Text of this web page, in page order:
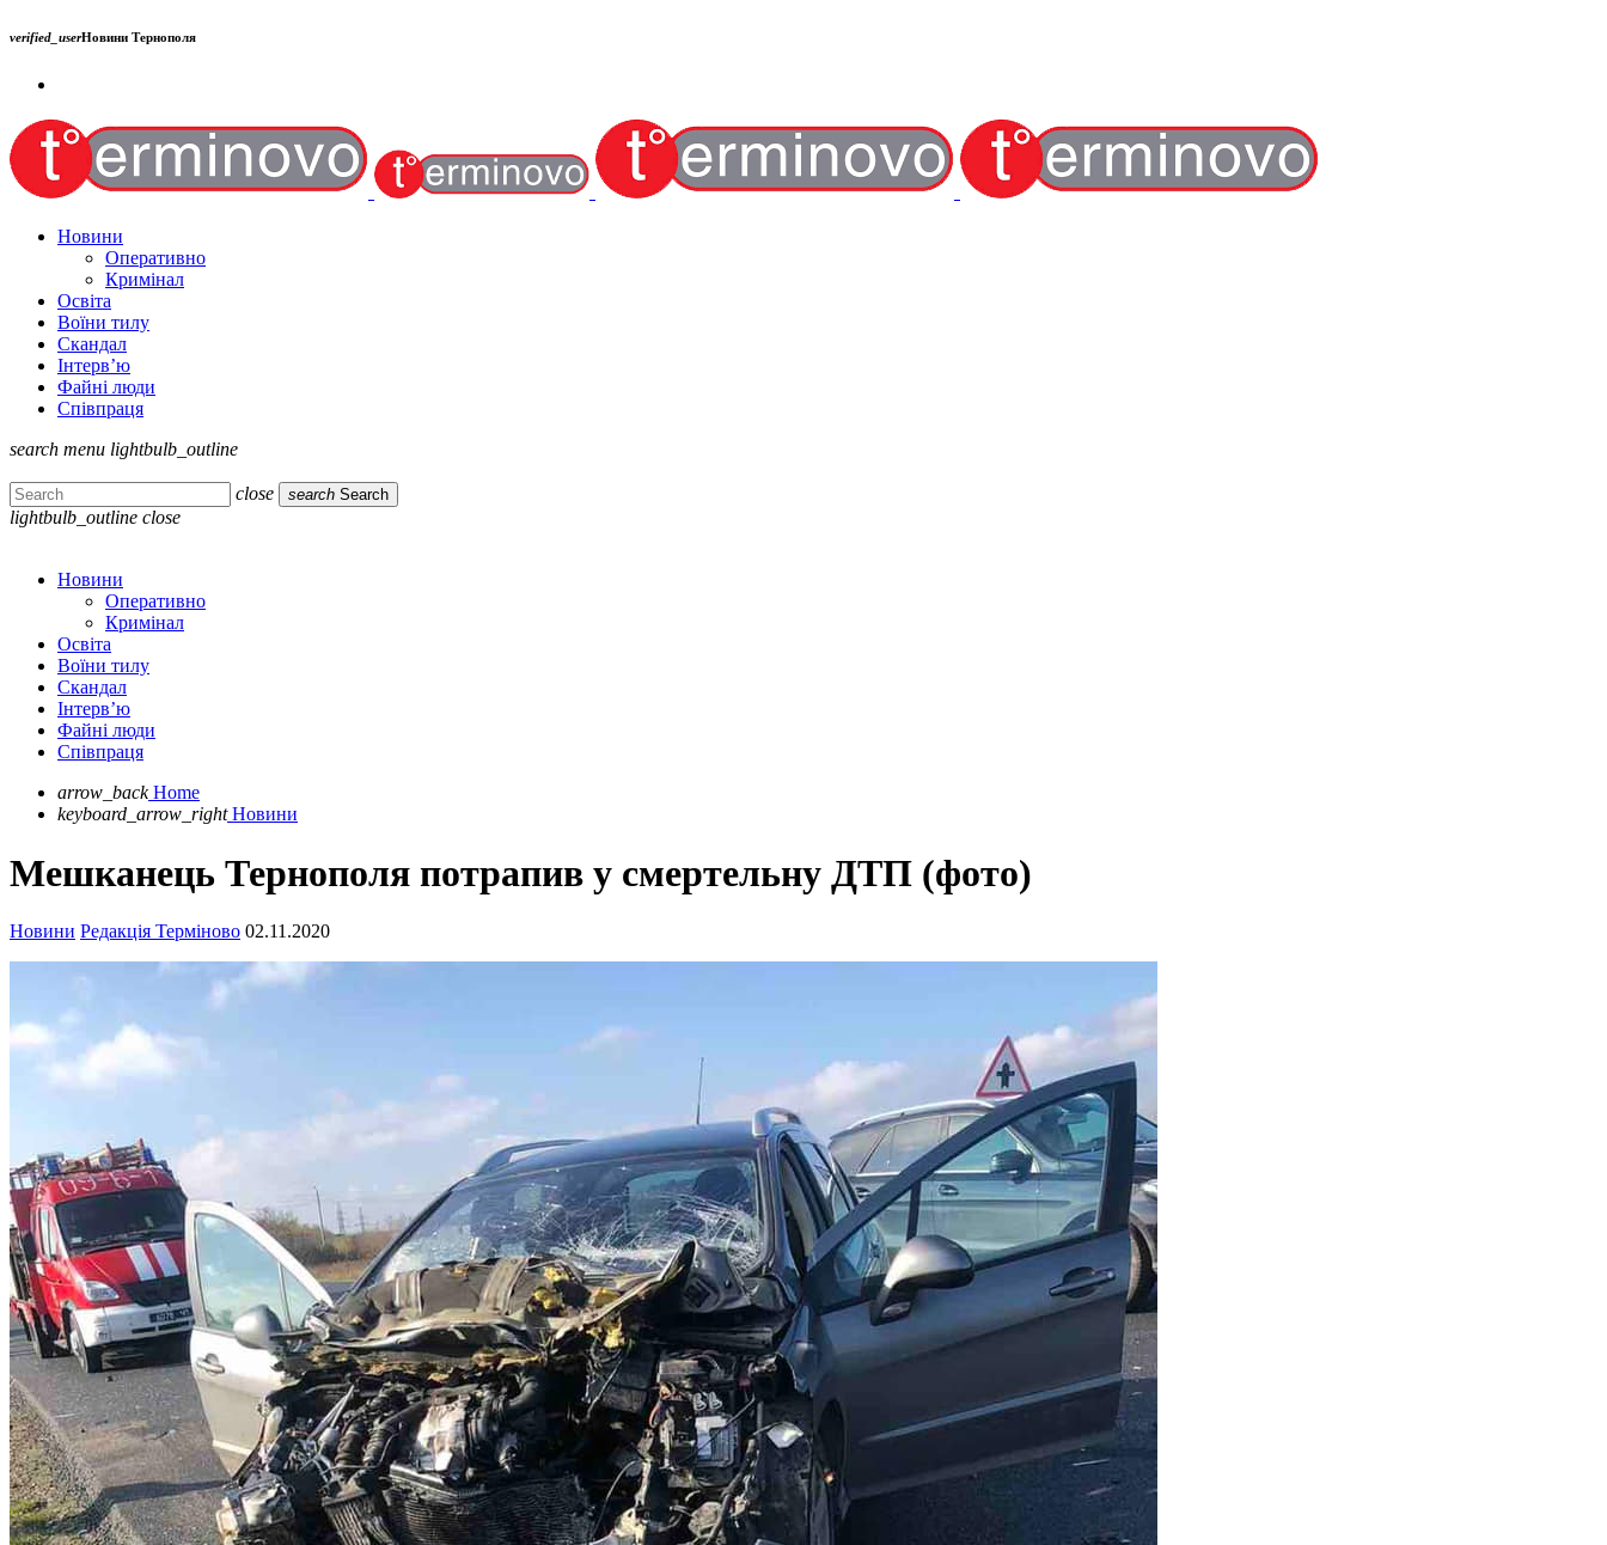
verified_userНовини Тернополя
Новини
Оперативно
Кримінал
Освіта
Воїни тилу
Скандал
Інтерв’ю
Файні люди
Співпраця
search menu lightbulb_outline
close search Search
lightbulb_outline close
Новини
Оперативно
Кримінал
Освіта
Воїни тилу
Скандал
Інтерв’ю
Файні люди
Співпраця
arrow_back Home
keyboard_arrow_right Новини
Мешканець Тернополя потрапив у смертельну ДТП (фото)
Новини Редакція Терміново 02.11.2020